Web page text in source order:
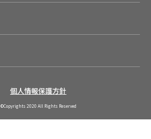
個人情報保護方針
©︎Copyrights 2020 All Rights Reserved